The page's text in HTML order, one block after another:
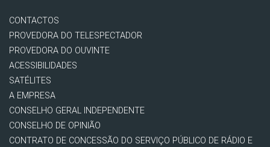
CONTACTOS
PROVEDORA DO TELESPECTADOR
PROVEDORA DO OUVINTE
ACESSIBILIDADES
SATÉLITES
A EMPRESA
CONSELHO GERAL INDEPENDENTE
CONSELHO DE OPINIÃO
CONTRATO DE CONCESSÃO DO SERVIÇO PÚBLICO DE RÁDIO E